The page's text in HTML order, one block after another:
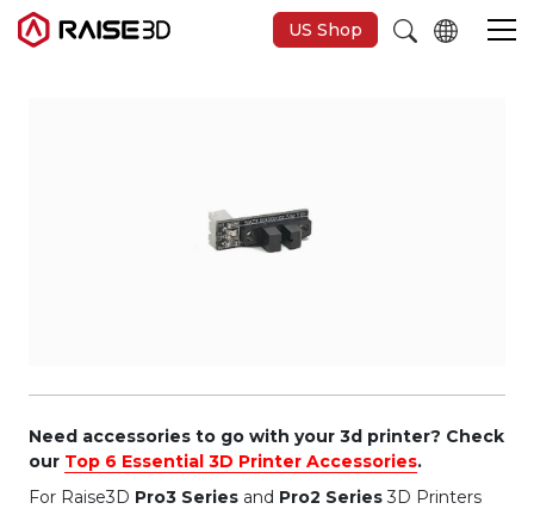
US Shop
Entdecken
Need accessories to go with your 3d printer? Check
our Top 6 Essential 3D Printer Accessories.
For Raise3D Pro3 Series and Pro2 Series3D Printers